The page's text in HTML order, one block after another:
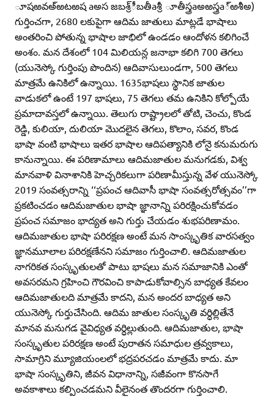
ూషఱవఅ్‌ఱటఱష aఅస జబశ్ర్‌ీబతీaశ్రీ ూతీస్త్రaఅఱస్త్రa్‌ఱశీఅ)
గుర్తించగా, 2680 లకుపైగా ఆదిమ జాతులు మాట్లడే భాషాలు
అంతరించి పోతున్న భాషాల జాభిలో ఉండడం ఆందోళన కలిగించే
అంశం. మన దేశంలో 104 మిలియన్ల జనాభా కలిగి 700 తెగలు
(యునెస్కో గుర్తింపు పొందిన) ఆదివాసులుండగా, 500 తెగలు
మాత్రమే ఉనికిలో ఉన్నాయి. 1635భాషలు స్థానిక జాతుల
వాడుకలో ఉంటే 197 భాషలు, 75 తెగలు తమ ఉనికిని కోల్పోయే
ప్రమాదావస్తలో ఉన్నాయి. తెలుగు రాష్ట్రాలలో తోటి, చెంచు, కొండ
రెడ్డి, కులియా, దులియా మొదలైన తెగలు, కొలాం, సవర, కొండ
భాషా వంటి భాషాలు ఇతర భాషాల ఆదిపత్యానికి లోనై కనుమరుగు
కానున్నాయి. ఈ పరిణామాలు ఆదిమజాతుల మనుగడకు, విశ్వ
మానవాళి వినాశానికి హెచ్చరికలుగా పరిణామీస్తున్న వేళ యునెస్కో
2019 సంవత్సరాన్ని ‘‘ప్రపంచ ఆదివాసీ భాషా సంవత్సరోత్సవం’’గా
ప్రకటించడం ఆదిమజాతుల భాషా జ్ఞానాన్ని పరిరక్షించుకోవడం
ప్రపంచ సమాజం భాద్యత అని గుర్తు చేయడం శుభపరిణామం.
ఆదిమజాతుల భాషా పరిరక్షణ అంటే మన సాంస్కృతిక వారసత్వం
జ్ఞానమూలాల పరిరక్షణేనని సమాజం గుర్తించాలి. ఆదిమజాతుల
నాగరికత సంస్కృతులతో పాటు భాషలు మన సమాజానికి ఎంతో
అవసరమని గ్రహించి గౌరవించి కాపాడుకోవాల్సిన బాధ్యత కేవలం
ఆదిమజాతులది మాత్రమే కాదని, మన అందర బాధ్యత అని
యునెస్కో గుర్తుచేసింది. ఆదిమ జాతుల సంస్కృతి వర్ధిల్లితేనే
మానవ మనుగడ వైవిధ్యత వర్ధిల్లుతుంది. ఆదిమజాతుల, భాషా
సంస్కృతుల పరిరక్షణ అంటే పురాతన సమాధుల త్రవ్వకాలు,
సామాగ్రిని మ్యూజియంలలో భద్రపరచడం మాత్రమే కాదు. మా
భాషా సంస్కృతిని, జీవన విధానాన్ని, సజీవంగా కొనసాగే
అవకాశాలు కల్పించడమని వీలైనంత తొందరగా గుర్తించాలి.